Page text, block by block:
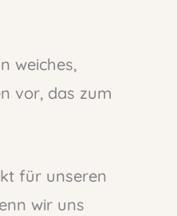
weiches,
vor, das zum
für unseren
wir uns